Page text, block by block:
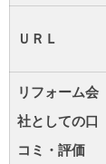
ＵＲＬ
リフォーム会
社としての口
コミ・評価